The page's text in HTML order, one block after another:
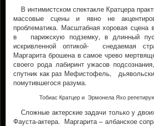
В интимистском спектакле Кратцера
массовые сцены и явно не
проблематика. Масштабная хоровая сцена
в парижскую подземку, в длинный
искривленной оптикой- снедаемая
Маргарита брошена в самое чрево
своего рода лабиринт ужасов
спутник как раз Мефистофель,
помутившегося разума.
Тобиас Кратцер и Эрмонела Яхо
Сложные актерские задачи только у
Фауста-актера. Маргарита – албанское